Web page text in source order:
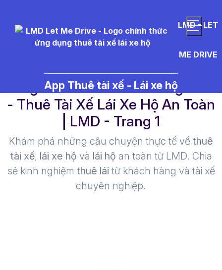
LMD - LET
ME DRIVE
App Thuê tài xế - Lái xe hộ
- Thuê Tài Xế Lái Xe Hộ An Toàn
| LMD - Trang 1​
Khám phá những câu chuyện thực tế về thuê
tài xế, lái xe hộ và lái hộ an toàn từ LMD. Chia
sẻ kinh nghiệm thuê lái từ khách hàng và tài xế
chuyên nghiệp.